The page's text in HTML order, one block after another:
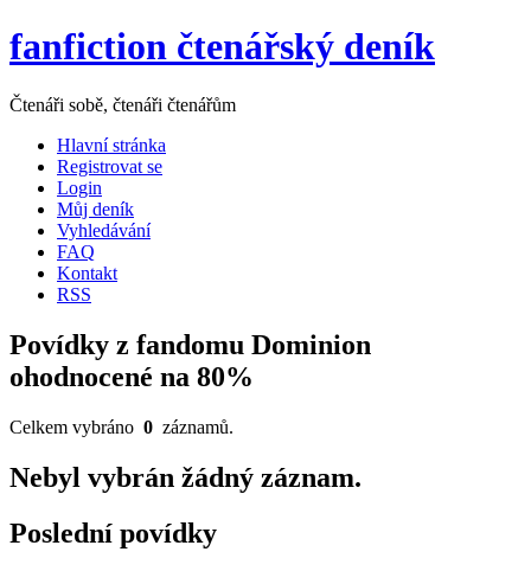
fanfiction čtenářský deník
Čtenáři sobě, čtenáři čtenářům
Hlavní stránka
Registrovat se
Login
Můj deník
Vyhledávání
FAQ
Kontakt
RSS
Povídky z fandomu Dominion
ohodnocené na 80%
Celkem vybráno 0 záznamů.
Nebyl vybrán žádný záznam.
Poslední povídky